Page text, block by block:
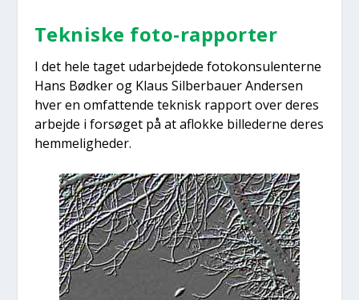
Tek­ni­ske foto-rap­por­ter
I det hele taget udar­bej­de­de foto­kon­su­len­ter­ne
Hans Bød­ker og Klaus Sil­ber­bau­er Ander­sen
hver en omfat­ten­de tek­nisk rap­port over deres
arbej­de i for­sø­get på at aflok­ke bil­le­der­ne deres
hem­me­lig­he­der.